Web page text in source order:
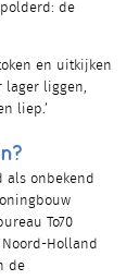
de
en uitkijken
lager liggen,
liep.’
als onbekend
To70
Holland
de